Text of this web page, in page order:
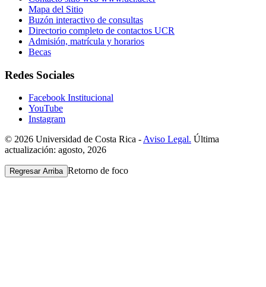
Mapa del Sitio
Buzón interactivo de consultas
Directorio completo de contactos UCR
Admisión, matrícula y horarios
Becas
Redes Sociales
Facebook Institucional
YouTube
Instagram
© 2026 Universidad de Costa Rica -Aviso Legal. Última
actualización: agosto, 2026
Regresar Arriba Retorno de foco